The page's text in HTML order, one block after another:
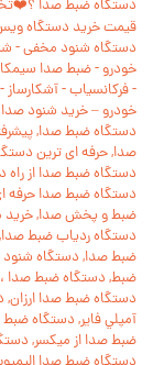
دستگاه ضبط صدا
قیمت خرید دستگاه
دستگاه شنود مخفی -
خودرو - ضبط صدا
- فرکانسیاب - آشکارساز
خودرو – خرید شنود
دستگاه ضبط صدا,
صدا, حرفه ای ترين
دستگاه ضبط صدا از راه
دستگاه ضبط صدا حرفه
ضبط و پخش صدا, خرید
دستگاه ردياب ضبط
ضبط صدا, دستگاه شنود
ضبط, دستگاه ضبط صدا ،
دستگاه ضبط صدا
آمپلي فاير, دستگاه
ضبط صدا از ميکسر,